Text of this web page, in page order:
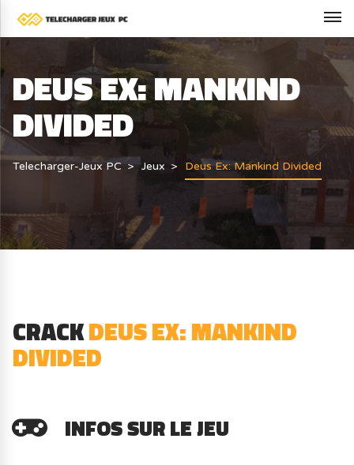
DEUS EX: MANKIND
DIVIDED
Telecharger-Jeux PC Jeux Deus Ex: Mankind Divided
CRACKDEUS EX: MANKIND
DIVIDED
INFOS SUR LE JEU